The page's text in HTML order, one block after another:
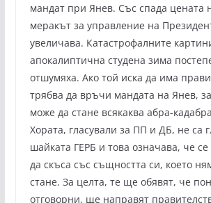
мандат при Янев. Със спада цената
меракът за управление на
увеличава. Катастрофалните
апокалиптична студена зима
отшумяха. Ако той иска да има
трябва да връчи мандата на Янев,
може да стане всякаква абра-
Хората, гласували за ПП и ДБ, не са
шайката ГЕРБ и това означава, че се
да скъса със същността си, което
стане. За целта, те ще обявят, че
отговорни, ще направят